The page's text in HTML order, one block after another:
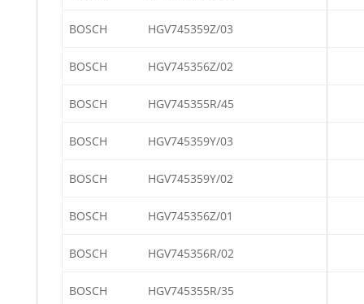
BOSCH HGV745359Z/03
BOSCH HGV745356Z/02
BOSCH HGV745355R/45
BOSCH HGV745359Y/03
BOSCH HGV745359Y/02
BOSCH HGV745356Z/01
BOSCH HGV745356R/02
BOSCH HGV745355R/35